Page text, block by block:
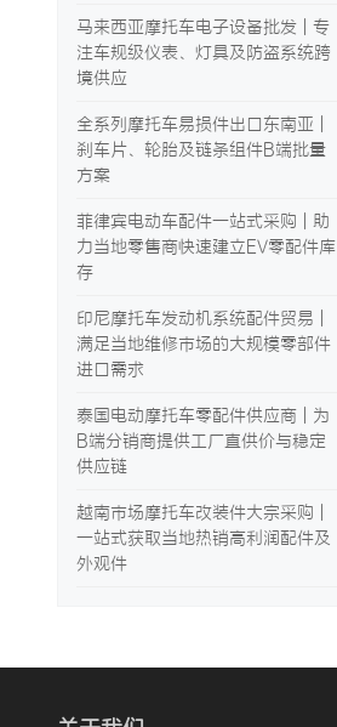
马来西亚摩托车电子设备批发 | 专
注车规级仪表、灯具及防盗系统跨
境供应
全系列摩托车易损件出口东南亚 |
刹车片、轮胎及链条组件B端批量
方案
菲律宾电动车配件一站式采购 | 助
力当地零售商快速建立EV零配件库
存
印尼摩托车发动机系统配件贸易 |
满足当地维修市场的大规模零部件
进口需求
泰国电动摩托车零配件供应商 | 为
B端分销商提供工厂直供价与稳定
供应链
越南市场摩托车改装件大宗采购 |
一站式获取当地热销高利润配件及
外观件